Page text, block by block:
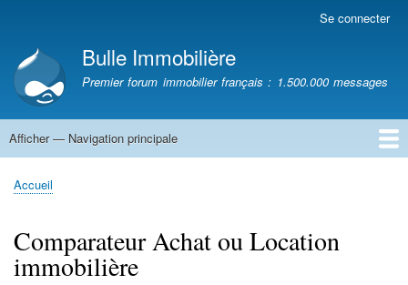
contenu
principal
compte
de
l'utilisateur
Se connecter
Bulle Immobilière
Premier forum immobilier français : 1.500.000 messages
Navigation
Afficher — Navigation principale
Accueil
Fil
Accueil
Comparateur Achat ou Location
immobilière